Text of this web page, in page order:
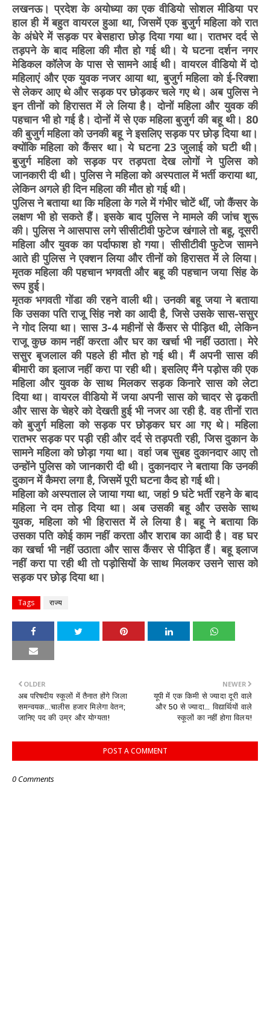
लखनऊ। प्रदेश के अयोध्या का एक वीडियो सोशल मीडिया पर
हाल ही में बहुत वायरल हुआ था, जिसमें एक बुजुर्ग महिला को रात
के अंधेरे में सड़क पर बेसहारा छोड़ दिया गया था। रातभर दर्द से
तड़पने के बाद महिला की मौत हो गई थी। ये घटना दर्शन नगर
मेडिकल कॉलेज के पास से सामने आई थी। वायरल वीडियो में दो
महिलाएं और एक युवक नजर आया था, बुजुर्ग महिला को ई-रिक्शा
से लेकर आए थे और सड़क पर छोड़कर चले गए थे। अब पुलिस ने
इन तीनों को हिरासत में ले लिया है। दोनों महिला और युवक की
पहचान भी हो गई है। दोनों में से एक महिला बुजुर्ग की बहू थी। 80
की बुजुर्ग महिला को उनकी बहू ने इसलिए सड़क पर छोड़ दिया था।
क्योंकि महिला को कैंसर था। ये घटना 23 जुलाई को घटी थी।
बुजुर्ग महिला को सड़क पर तड़पता देख लोगों ने पुलिस को
जानकारी दी थी। पुलिस ने महिला को अस्पताल में भर्ती कराया था,
लेकिन अगले ही दिन महिला की मौत हो गई थी।
पुलिस ने बताया था कि महिला के गले में गंभीर चोटें थीं, जो कैंसर के
लक्षण भी हो सकते हैं। इसके बाद पुलिस ने मामले की जांच शुरू
की। पुलिस ने आसपास लगे सीसीटीवी फुटेज खंगाले तो बहू, दूसरी
महिला और युवक का पर्दाफाश हो गया। सीसीटीवी फुटेज सामने
आते ही पुलिस ने एक्शन लिया और तीनों को हिरासत में ले लिया।
मृतक महिला की पहचान भगवती और बहू की पहचान जया सिंह के
रूप हुई।
मृतक भगवती गोंडा की रहने वाली थी। उनकी बहू जया ने बताया
कि उसका पति राजू सिंह नशे का आदी है, जिसे उसके सास-ससुर
ने गोद लिया था। सास 3-4 महीनों से कैंसर से पीड़ित थी, लेकिन
राजू कुछ काम नहीं करता और घर का खर्चा भी नहीं उठाता। मेरे
ससुर बृजलाल की पहले ही मौत हो गई थी। मैं अपनी सास की
बीमारी का इलाज नहीं करा पा रही थी। इसलिए मैंने पड़ोस की एक
महिला और युवक के साथ मिलकर सड़क किनारे सास को लेटा
दिया था। वायरल वीडियो में जया अपनी सास को चादर से ढ़कती
और सास के चेहरे को देखती हुई भी नजर आ रही है. वह तीनों रात
को बुजुर्ग महिला को सड़क पर छोड़कर घर आ गए थे। महिला
रातभर सड़क पर पड़ी रही और दर्द से तड़पती रही, जिस दुकान के
सामने महिला को छोड़ा गया था। वहां जब सुबह दुकानदार आए तो
उन्होंने पुलिस को जानकारी दी थी। दुकानदार ने बताया कि उनकी
दुकान में कैमरा लगा है, जिसमें पूरी घटना कैद हो गई थी।
महिला को अस्पताल ले जाया गया था, जहां 9 घंटे भर्ती रहने के बाद
महिला ने दम तोड़ दिया था। अब उसकी बहू और उसके साथ
युवक, महिला को भी हिरासत में ले लिया है। बहू ने बताया कि
उसका पति कोई काम नहीं करता और शराब का आदी है। वह घर
का खर्चा भी नहीं उठाता और सास कैंसर से पीड़ित हैं। बहू इलाज
नहीं करा पा रही थी तो पड़ोसियों के साथ मिलकर उसने सास को
सड़क पर छोड़ दिया था।
Tags राज्य
NEWER
यूपी में एक किमी से ज्यादा दूरी वाले
और 50 से ज्यादा... विद्यार्थियों वाले
स्कूलों का नहीं होगा विलय!
OLDER
अब परिषदीय स्कूलों में तैनात होंगे जिला
समन्वयक...चालीस हजार मिलेगा वेतन;
जानिए पद की उम्र और योग्यता!
POST A COMMENT
0 Comments